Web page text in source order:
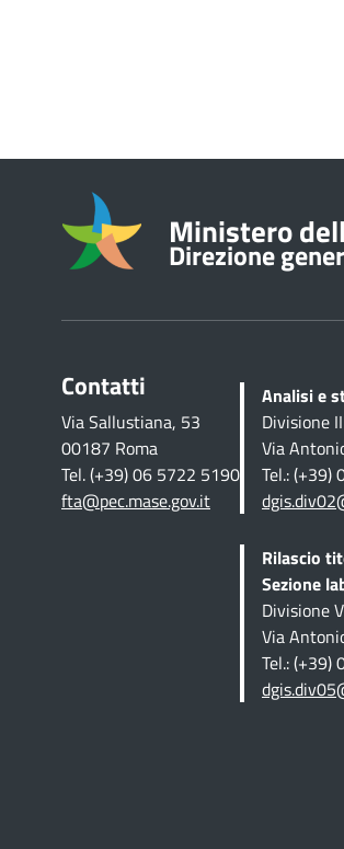
Informazioni
Ministero
Direzione
Contatti
Via Sallustiana, 53
00187 Roma
Tel. (+39) 06 5722 5190
fta@pec.mase.gov.it
Analisi e
Divisione II
Via
Tel.: (+39)
Rilascio
Sezione
Divisione V
Via
Tel.: (+39)